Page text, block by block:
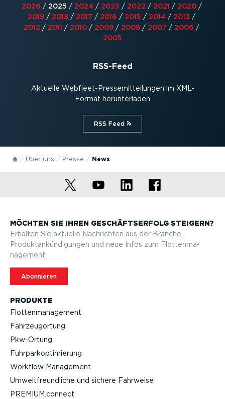
2026 / 2025 / 2024 / 2023 / 2022 / 2021 / 2020/
2019 / 2018 / 2017 / 2016 / 2015 / 2014 / 2013 /
2012 / 2011 / 2010 / 2009 / 2008 / 2007 / 2006 /
2005
RSS-Feed
Aktuelle Webfleet-Pres­se­mit­tei­lungen im XML-
Format herun­ter­laden
RSS Feed⁠
Über uns Presse News
PRODUKTE
Flotten­ma­nagement
Fahrzeu­g­ortung
Pkw-Ortung
Fuhrpar­k­op­ti­mierung
Workflow Management
Umwelt­freund­liche und sichere Fahrweise
PREMIUM.connect
MÖCHTEN SIE IHREN GESCHÄFTS­ERFOLG STEIGERN?
Erhalten Sie aktuelle Nachrichten aus der Branche,
Produktan­kün­di­gungen und neue Infos zum Flotten­ma­
nagement.
Abonnieren